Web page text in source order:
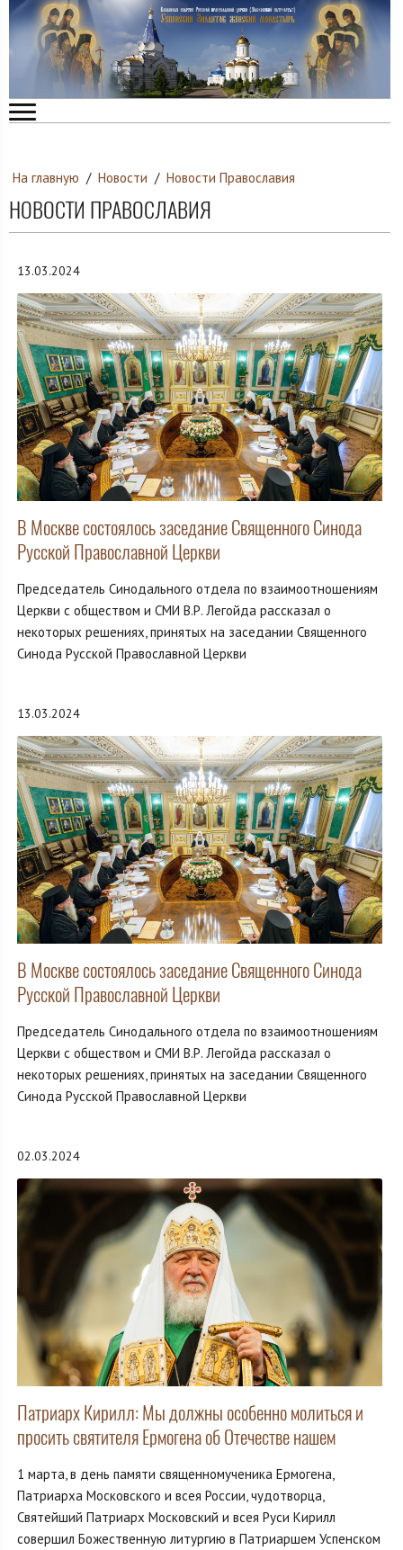
На главную / Новости / Новости Православия
НОВОСТИ ПРАВОСЛАВИЯ
13.03.2024
В Москве состоялось заседание Священного Синода
Русской Православной Церкви
Председатель Синодального отдела по взаимоотношениям
Церкви с обществом и СМИ В.Р. Легойда рассказал о
некоторых решениях, принятых на заседании Священного
Синода Русской Православной Церкви
13.03.2024
В Москве состоялось заседание Священного Синода
Русской Православной Церкви
Председатель Синодального отдела по взаимоотношениям
Церкви с обществом и СМИ В.Р. Легойда рассказал о
некоторых решениях, принятых на заседании Священного
Синода Русской Православной Церкви
02.03.2024
Патриарх Кирилл: Мы должны особенно молиться и
просить святителя Ермогена об Отечестве нашем
1 марта, в день памяти священномученика Ермогена,
Патриарха Московского и всея России, чудотворца,
Святейший Патриарх Московский и всея Руси Кирилл
совершил Божественную литургию в Патриаршем Успенском